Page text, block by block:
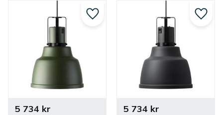
5 734 kr
Lägg till i favoriter
5 734 kr
Lägg